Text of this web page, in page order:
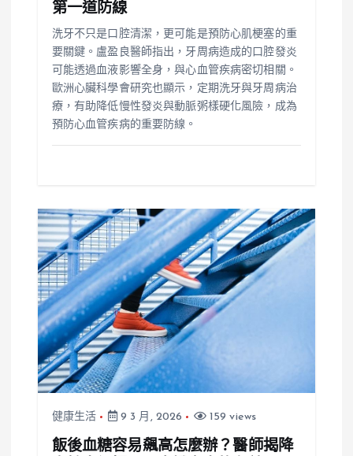
第一道防線
洗牙不只是口腔清潔，更可能是預防心肌梗塞的重
要關鍵。盧盈良醫師指出，牙周病造成的口腔發炎
可能透過血液影響全身，與心血管疾病密切相關。
歐洲心臟科學會研究也顯示，定期洗牙與牙周病治
療，有助降低慢性發炎與動脈粥樣硬化風險，成為
預防心血管疾病的重要防線。
健康生活 9 3 月, 2026 159 views
飯後血糖容易飆高怎麼辦？醫師揭降